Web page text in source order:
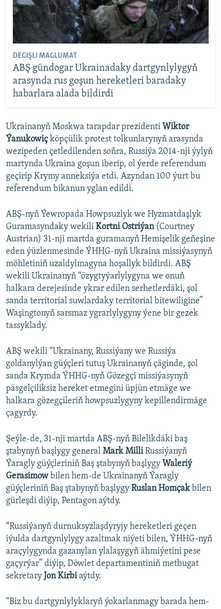
DEGIŞLI MAGLUMAT
ABŞ gündogar Ukrainadaky dartgynlylygyň
arasynda rus goşun hereketleri baradaky
habarlara alada bildirdi
Ukrainanyň Moskwa tarapdar prezidenti Wiktor
Ýanukowiçköpçülik protest tolkunlarynyň arasynda
wezipeden çetledilenden soňra, Russiýa 2014-nji ýylyň
martynda Ukraina goşun iberip, ol ýerde referendum
geçirip Krymy anneksiýa etdi. Azyndan 100 ýurt bu
referendum bikanun yglan edildi.
ABŞ-nyň Ýewropada Howpsuzlyk we Hyzmatdaşlyk
Guramasyndaky wekili Kortni Ostriýan(Courtney
Austrian) 31-nji martda guramanyň Hemişelik geňeşine
eden ýüzlenmesinde ÝHHG-nyň Ukraina missiýasynyň
möhletiniň uzaldylmagyna hoşallyk bildirdi. ABŞ
wekili Ukrainanyň “özygtyýarlylygyna we onuň
halkara derejesinde ykrar edilen serhetlerdäki, şol
sanda territorial suwlardaky territorial bitewiligine”
Waşingtonyň sarsmaz ygrarlylygyny ýene bir gezek
tassyklady.
ABŞ wekili “Ukrainany, Russiýany we Russiýa
goldanylýan güýçleri tutuş Ukrainanyň çäginde, şol
sanda Krymda ÝHHG-nyň Gözegçi missiýasynyň
päsgelçiliksiz hereket etmegini üpjün etmäge we
halkara gözegçileriň howpsuzlygyny kepillendirmäge
çagyrdy.
Şeýle-de, 31-nji martda ABŞ-nyň Bilelikdäki baş
ştabynyň başlygy general Mark MilliRussiýanyň
Ýaragly güýçleriniň Baş ştabynyň başlygy Waleriý
Gerasimowbilen hem-de Ukrainanyň Ýaragly
güýçleriniň Baş ştabynyň başlygy Ruslan Homçakbilen
gürleşdi diýip, Pentagon aýtdy.
“Russiýanyň durnuksyzlaşdyryjy hereketleri geçen
iýulda dartgynlylygy azaltmak niýeti bilen, ÝHHG-nyň
araçylygynda gazanylan ylalaşygyň ähmiýetini pese
gaçyrýar” diýip, Döwlet departamentiniň metbugat
sekretary Jon Kirbiaýtdy.
“Biz bu dartgynlylyklaryň ýokarlanmagy barada hem-